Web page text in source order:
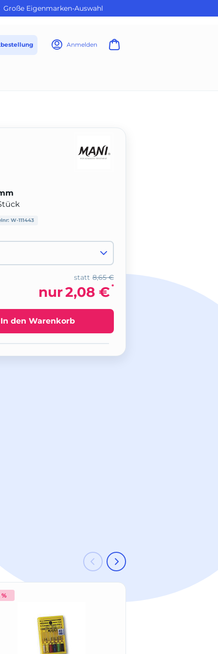
Große Eigenmarken-Auswahl
Anmelden
W-111443
8,65 €
statt
nur2,08 € *
In den Warenkorb
% -49 %